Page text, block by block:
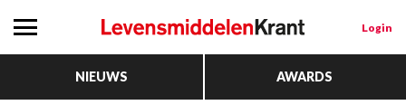
Login
NIEUWS AWARDS